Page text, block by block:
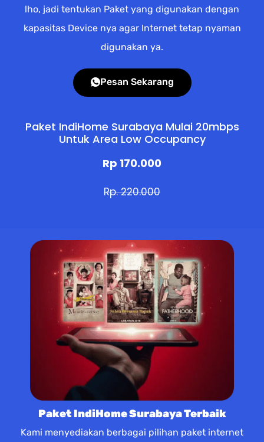
lho, jadi tentukan Paket yang digunakan dengan
kapasitas Device nya agar Internet tetap nyaman
digunakan ya.
Pesan Sekarang
Paket IndiHome Surabaya Mulai 20mbps
Untuk Area Low Occupancy
Rp 170.000
Rp. 220.000
Paket IndiHome Surabaya Terbaik
Kami menyediakan berbagai pilihan paket internet